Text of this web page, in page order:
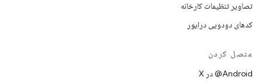
تصاویر تنظیمات کارخانه
کدهای دودویی درایور
متصل کردن
‫‎@Android در X